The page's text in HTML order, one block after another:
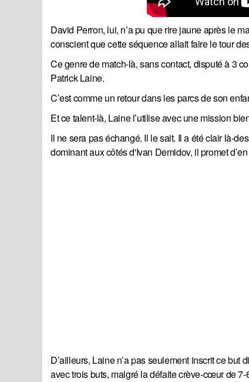
David Perron, lui, n’a pu que rire jaune après le
conscient que cette séquence allait faire le tour
Ce genre de match-là, sans contact, disputé à 3
Patrick Laine.
C’est comme un retour dans les parcs de son
Et ce talent-là, Laine l’utilise avec une mission
Il ne sera pas échangé. Il le sait. Il a été clair là-
dominant aux côtés d'Ivan Demidov, il promet
D’ailleurs, Laine n’a pas seulement inscrit ce
avec trois buts, malgré la défaite crève-cœur de 7-